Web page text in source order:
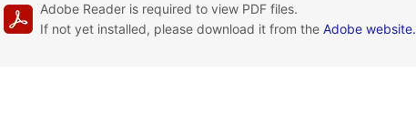
Adobe Reader is required to view PDF files.
If not yet installed, please download it from the Adobe website.